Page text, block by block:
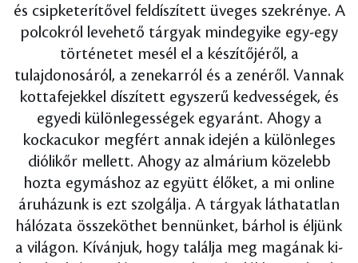
és csipketerítővel feldíszített üveges szekrénye. A
polcokról levehető tárgyak mindegyike egy-egy
történetet mesél el a készítőjéről, a
tulajdonosáról, a zenekarról és a zenéről. Vannak
kottafejekkel díszített egyszerű kedvességek, és
egyedi különlegességek egyaránt. Ahogy a
kockacukor megfért annak idején a különleges
diólikőr mellett. Ahogy az almárium közelebb
hozta egymáshoz az együtt élőket, a mi online
áruházunk is ezt szolgálja. A tárgyak láthatatlan
hálózata összeköthet bennünket, bárhol is éljünk
a világon. Kívánjuk, hogy találja meg magának ki-